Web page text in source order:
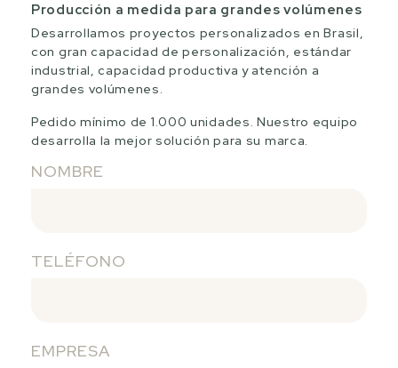
Producción a medida para grandes volúmenes
Desarrollamos proyectos personalizados en Brasil,
con gran capacidad de personalización, estándar
industrial, capacidad productiva y atención a
grandes volúmenes.
Pedido mínimo de 1.000 unidades. Nuestro equipo
desarrolla la mejor solución para su marca.
NOMBRE
TELÉFONO
EMPRESA